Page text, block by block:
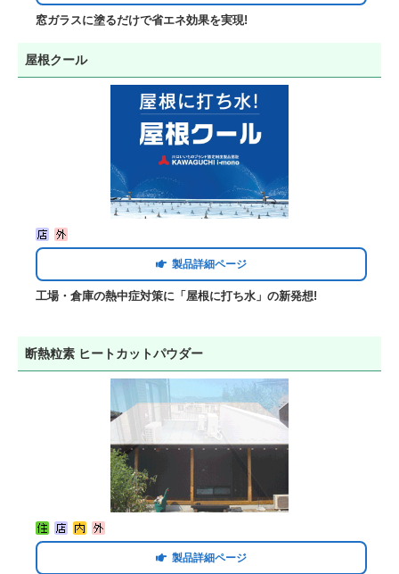
窓ガラスに塗るだけで省エネ効果を実現!
屋根クール
製品詳細ページ
工場・倉庫の熱中症対策に「屋根に打ち水」の新発想!
断熱粒素 ヒートカットパウダー
製品詳細ページ